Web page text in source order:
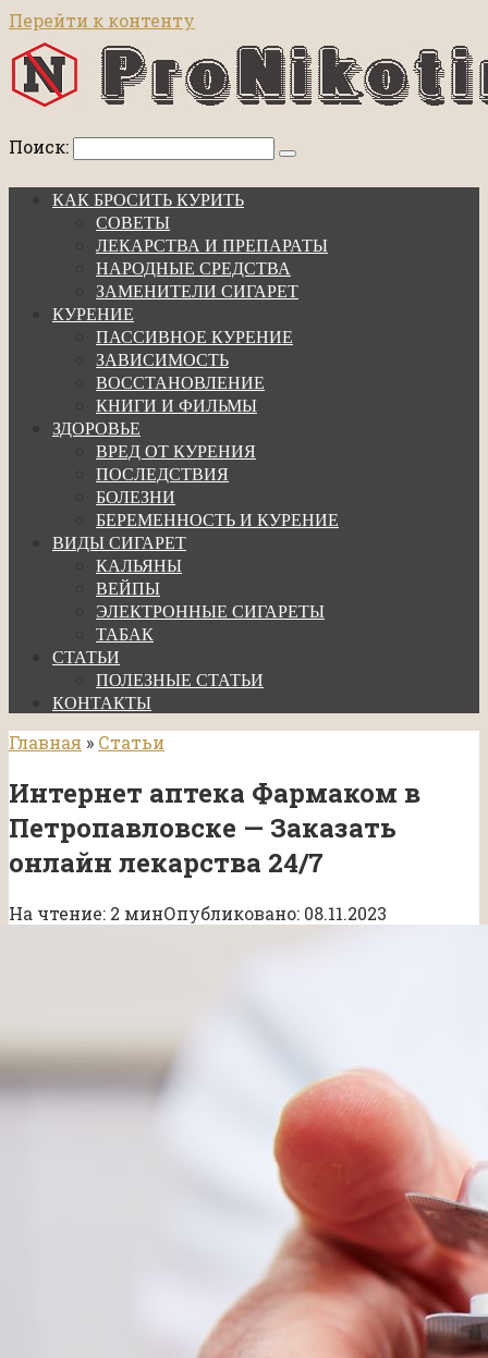
Перейти к контенту
Поиск:
КАК БРОСИТЬ КУРИТЬ
СОВЕТЫ
ЛЕКАРСТВА И ПРЕПАРАТЫ
НАРОДНЫЕ СРЕДСТВА
ЗАМЕНИТЕЛИ СИГАРЕТ
КУРЕНИЕ
ПАССИВНОЕ КУРЕНИЕ
ЗАВИСИМОСТЬ
ВОССТАНОВЛЕНИЕ
КНИГИ И ФИЛЬМЫ
ЗДОРОВЬЕ
ВРЕД ОТ КУРЕНИЯ
ПОСЛЕДСТВИЯ
БОЛЕЗНИ
БЕРЕМЕННОСТЬ И КУРЕНИЕ
ВИДЫ СИГАРЕТ
КАЛЬЯНЫ
ВЕЙПЫ
ЭЛЕКТРОННЫЕ СИГАРЕТЫ
ТАБАК
СТАТЬИ
ПОЛЕЗНЫЕ СТАТЬИ
КОНТАКТЫ
Главная » Статьи
Интернет аптека Фармаком в
Петропавловске — Заказать
онлайн лекарства 24/7
На чтение: 2 минОпубликовано: 08.11.2023